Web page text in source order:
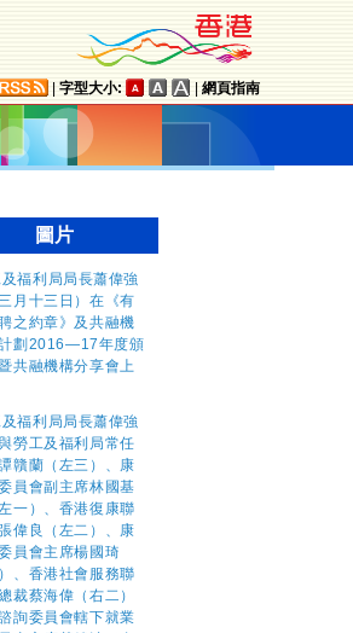
字型大小: 網頁指南
圖片